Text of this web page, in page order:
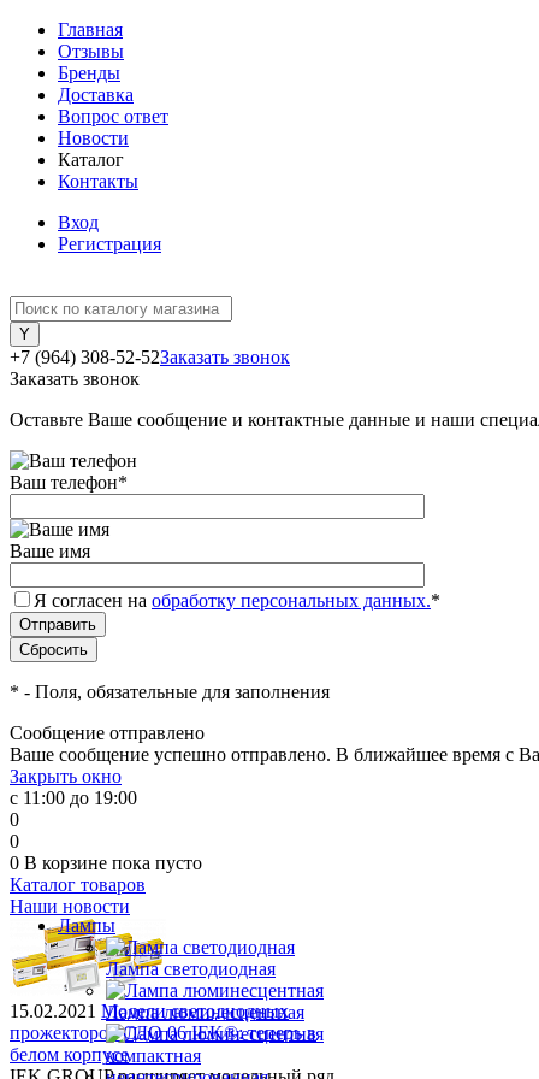
Главная
Отзывы
Бренды
Доставка
Вопрос ответ
Новости
Каталог
Контакты
Вход
Регистрация
+7 (964) 308-52-52Заказать звонок
Заказать звонок
Оставьте Ваше сообщение и контактные данные и наши
Ваш телефон*
Ваше имя
Я согласен на обработку персональных данных.*
* - Поля, обязательные для заполнения
Сообщение отправлено
Ваше сообщение успешно отправлено. В ближайшее время с
Закрыть окно
с 11:00 до 19:00
0
0
0 В корзине пока пусто
Каталог товаров
Лампы
Лампа светодиодная
Лампа люминесцентная
Наши новости
15.02.2021 Модели светодиодных
прожекторов СДО 06 IEK®: теперь в
белом корпусе